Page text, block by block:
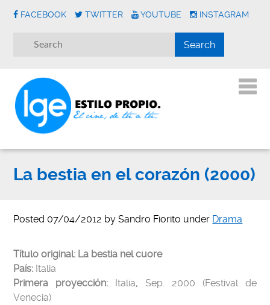
FACEBOOK TWITTER YOUTUBE INSTAGRAM
La bestia en el corazón (2000)
Posted 07/04/2012 bySandro Fiorito under Drama
Título original: La bestia nel cuore
País: Italia
Primera proyección: Italia, Sep. 2000 (Festival de
Venecia)